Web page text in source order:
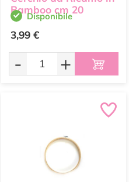
Bamboo cm 20
Disponibile
3,99 €
- +